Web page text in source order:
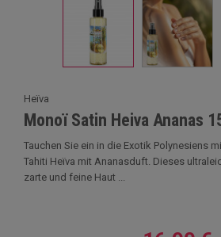
Heïva
Monoï Satin Heiva Ananas
Tauchen Sie ein in die Exotik Polynesiens
Tahiti Heïva mit Ananasduft. Dieses
zarte und feine Haut ...